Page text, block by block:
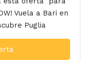
Vuela a Bari en
Puglia